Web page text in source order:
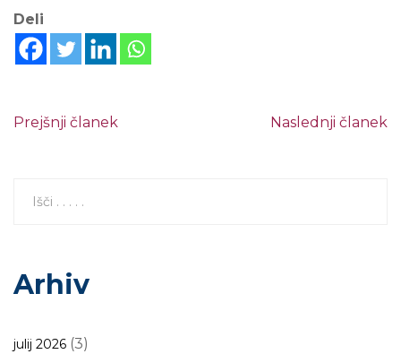
Deli
Prejšnji članek Naslednji članek
Arhiv
julij 2026 (3)